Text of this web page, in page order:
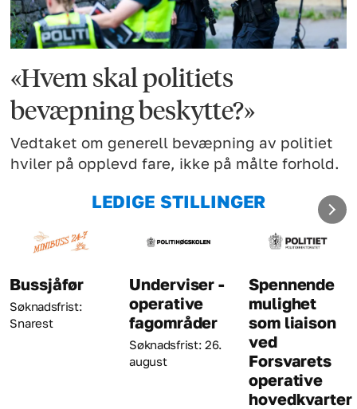
«Hvem skal politiets
bevæpning beskytte?»
Vedtaket om generell bevæpning av politiet
hviler på opplevd fare, ikke på målte forhold.
LEDIGE STILLINGER
Bussjåfør
Søknadsfrist:
Snarest
Underviser -
operative
fagområder
Søknadsfrist: 26.
august
Spennende
mulighet
som liaison
ved
Forsvarets
operative
hovedkvarter